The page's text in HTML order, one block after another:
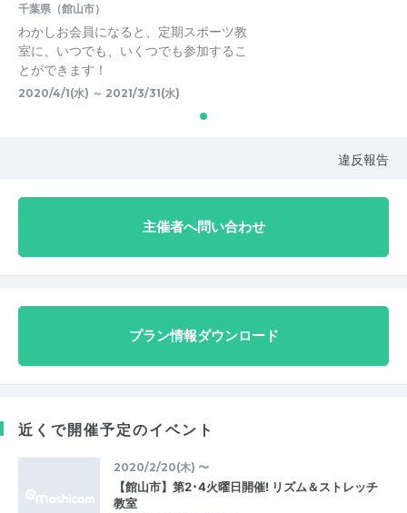
千葉県（館山市）
わかしお会員になると、定期スポーツ教
室に、いつでも、いくつでも参加するこ
とができます！
2020/4/1(水) ～ 2021/3/31(水)
違反報告
主催者へ問い合わせ
プラン情報ダウンロード
近くで開催予定のイベント
2020/2/20(木) 〜
【館山市】第2･4火曜日開催! リズム＆ストレッチ
教室